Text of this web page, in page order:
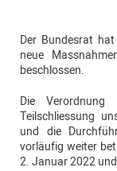
Der Bundesrat
neue
beschlossen.
Die
Teilschliessung
und die
vorläufig weiter
2. Januar 2022